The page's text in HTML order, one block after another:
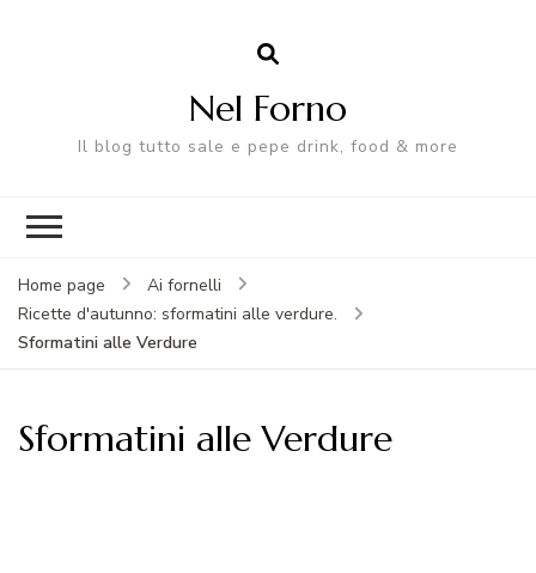
Nel Forno
Il blog tutto sale e pepe drink, food & more
Home page
Ai fornelli
Ricette d'autunno: sformatini alle verdure.
Sformatini alle Verdure
Sformatini alle Verdure